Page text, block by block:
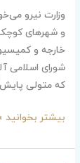
وزارت نیرو
و شهرهای کوچک
خارجه و
شورای اسلامی
که متولی
بیشتر بخوانید